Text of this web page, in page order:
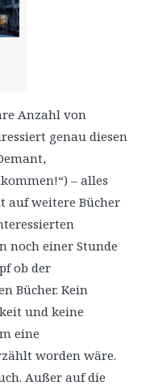
Anzahl von
genau diesen
– alles
auf weitere Bücher
noch einer Stunde
ob der
Bücher. Kein
und keine
eine
worden wäre.
Außer auf die